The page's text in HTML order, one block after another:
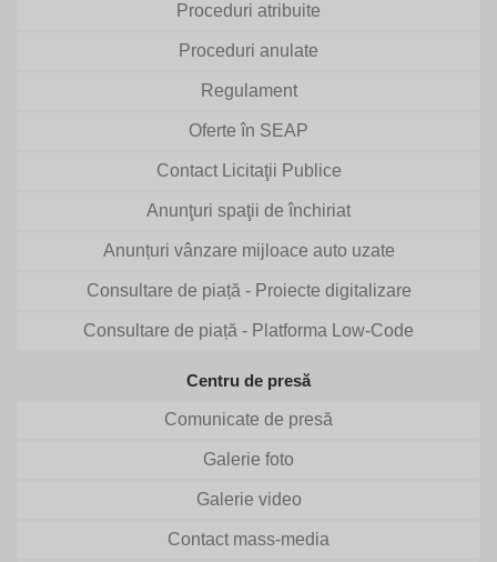
Proceduri atribuite
Proceduri anulate
Regulament
Oferte în SEAP
Contact Licitaţii Publice
Anunţuri spaţii de închiriat
Anunțuri vânzare mijloace auto uzate
Consultare de piață - Proiecte digitalizare
Consultare de piață - Platforma Low-Code
Centru de presă
Comunicate de presă
Galerie foto
Galerie video
Contact mass-media